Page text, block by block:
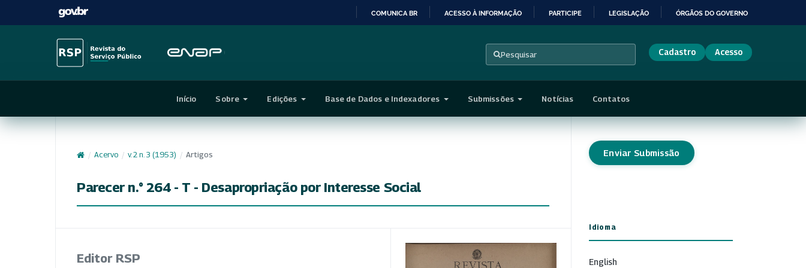
CONTEÚDO
COMUNICA BR ACESSO À INFORMAÇÃO PARTICIPE LEGISLAÇÃO ÓRGÃOS DO GOVERNO
Pesquisar Cadastro Acesso
Início Sobre Edições Base de Dados e Indexadores Submissões Notícias Contatos
/ Acervo / v. 2 n. 3 (1953) / Artigos
Parecer n.° 264 - T - Desapropriação por Interesse Social
Editor RSP
Enviar Submissão
Idioma
English